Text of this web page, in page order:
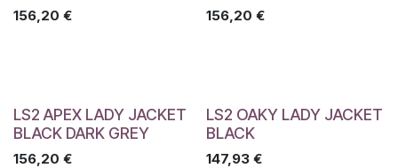
156,20 € 156,20 €
LS2 APEX LADY JACKET
BLACK DARK GREY
156,20 €
LS2 OAKY LADY JACKET
BLACK
147,93€